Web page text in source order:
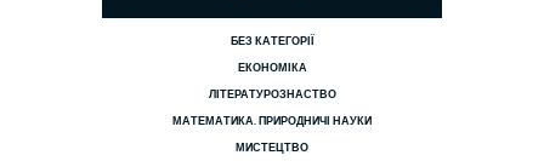
БЕЗ КАТЕГОРІЇ
ЕКОНОМІКА
ЛІТЕРАТУРОЗНАСТВО
МАТЕМАТИКА. ПРИРОДНИЧІ НАУКИ
МИСТЕЦТВО